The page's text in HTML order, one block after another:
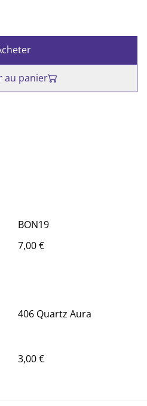
au panier
BON19
7,00 €
406 Quartz Aura
3,00 €